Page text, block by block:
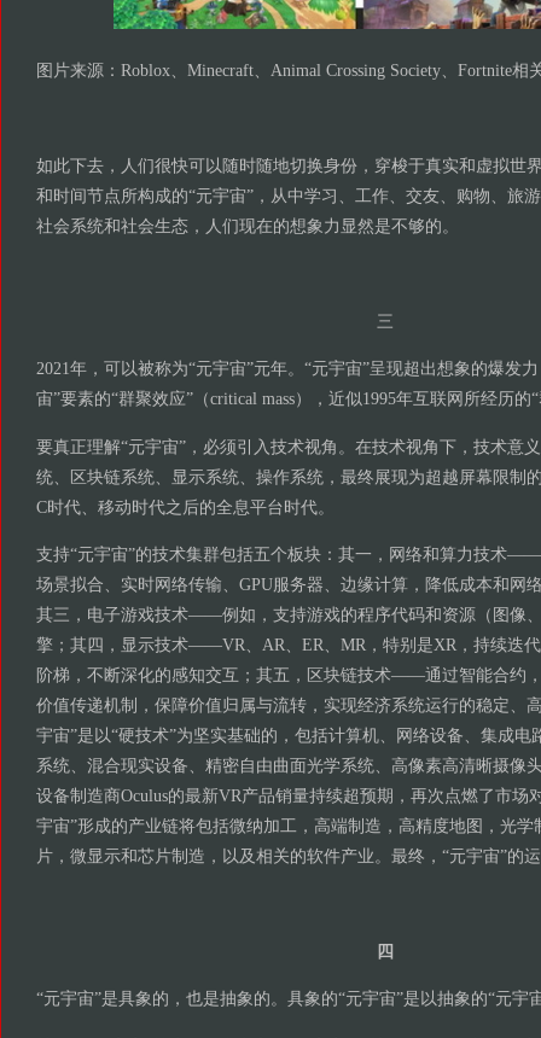
图片来源：Roblox、Minecraft、Animal Crossing Society、Fortnite相
如此下去，人们很快可以随时随地切换身份，穿梭于真实和虚拟世
和时间节点所构成的“元宇宙”，从中学习、工作、交友、购物、旅
社会系统和社会生态，人们现在的想象力显然是不够的。
三
2021年，可以被称为“元宇宙”元年。“元宇宙”呈现超出想象的爆发
宙”要素的“群聚效应”（critical mass），近似1995年互联网所经历的
要真正理解“元宇宙”，必须引入技术视角。在技术视角下，技术意
统、区块链系统、显示系统、操作系统，最终展现为超越屏幕限制
C时代、移动时代之后的全息平台时代。
支持“元宇宙”的技术集群包括五个板块：其一，网络和算力技术
场景拟合、实时网络传输、GPU服务器、边缘计算，降低成本和网
其三，电子游戏技术——例如，支持游戏的程序代码和资源（图像
擎；其四，显示技术——VR、AR、ER、MR，特别是XR，持续迭
阶梯，不断深化的感知交互；其五，区块链技术——通过智能合约
价值传递机制，保障价值归属与流转，实现经济系统运行的稳定、
宇宙”是以“硬技术”为坚实基础的，包括计算机、网络设备、集成电
系统、混合现实设备、精密自由曲面光学系统、高像素高清晰摄像
设备制造商Oculus的最新VR产品销量持续超预期，再次点燃了市场
宇宙”形成的产业链将包括微纳加工，高端制造，高精度地图，光学
片，微显示和芯片制造，以及相关的软件产业。最终，“元宇宙”的
四
“元宇宙”是具象的，也是抽象的。具象的“元宇宙”是以抽象的“元宇